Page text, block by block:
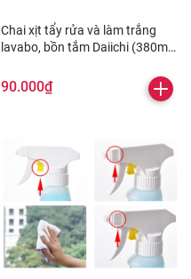
Chai xịt tẩy rửa và làm trắng
lavabo, bồn tắm Daiichi (380ml -
90.000₫